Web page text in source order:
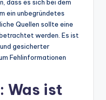
dass es sich bei dem
ein unbegründetes
Quellen sollte eine
werden. Es ist
gesicherter
Fehlinformationen
Was ist